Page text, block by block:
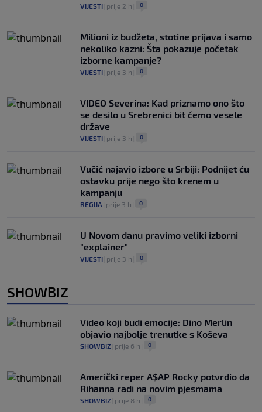
VIJESTI prije 2 h 0
Milioni iz budžeta, stotine prijava i samo
nekoliko kazni: Šta pokazuje početak
izborne kampanje?
VIJESTI prije 3 h 0
VIDEO Severina: Kad priznamo ono što
se desilo u Srebrenici bit ćemo vesele
države
VIJESTI prije 3 h 0
Vučić najavio izbore u Srbiji: Podnijet ću
ostavku prije nego što krenem u
kampanju
REGIJA prije 3 h 0
U Novom danu pravimo veliki izborni
"explainer"
VIJESTI prije 3 h 0
SHOWBIZ
Video koji budi emocije: Dino Merlin
objavio najbolje trenutke s Koševa
SHOWBIZ prije 6 h 0
Američki reper A$AP Rocky potvrdio da
Rihanna radi na novim pjesmama
SHOWBIZ prije 8 h 0